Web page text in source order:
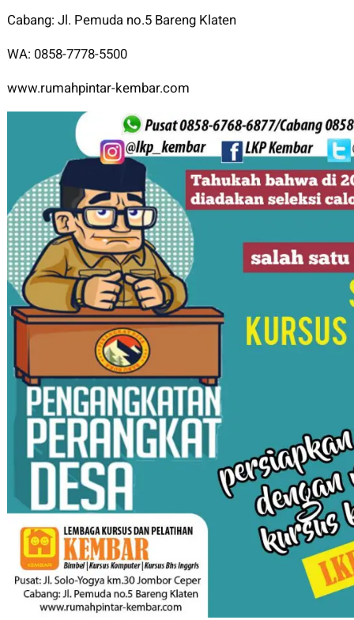
Cabang: Jl. Pemuda no.5 Bareng Klaten
WA: 0858-7778-5500
www.rumahpintar-kembar.com